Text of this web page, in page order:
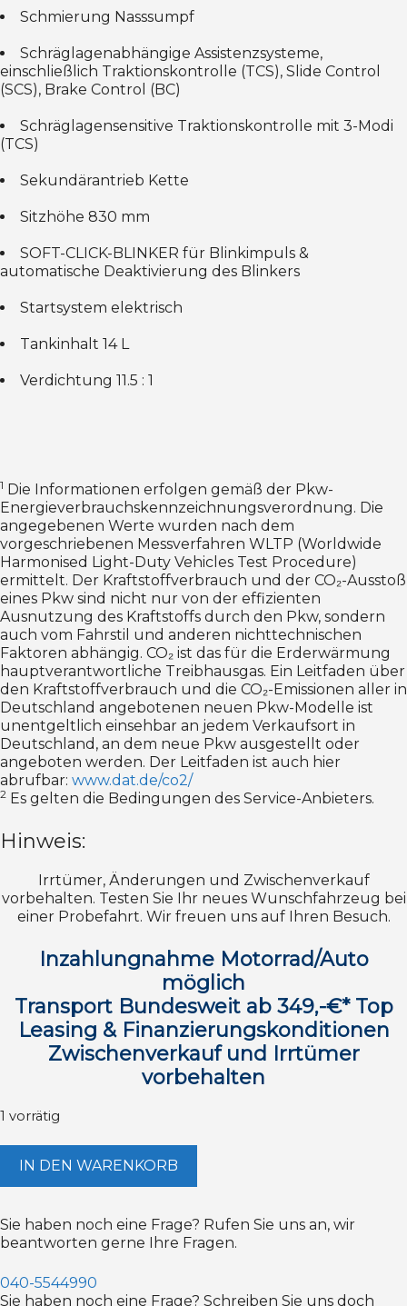
Schmierung Nasssumpf
Schräglagenabhängige Assistenzsysteme,
einschließlich Traktionskontrolle (TCS), Slide Control
(SCS), Brake Control (BC)
Schräglagensensitive Traktionskontrolle mit 3-Modi
(TCS)
Sekundärantrieb Kette
Sitzhöhe 830 mm
SOFT-CLICK-BLINKER für Blinkimpuls &
automatische Deaktivierung des Blinkers
Startsystem elektrisch
Tankinhalt 14 L
Verdichtung 11.5 : 1
1 Die Informationen erfolgen gemäß der Pkw-
Energieverbrauchskennzeichnungsverordnung. Die
angegebenen Werte wurden nach dem
vorgeschriebenen Messverfahren WLTP (Worldwide
Harmonised Light-Duty Vehicles Test Procedure)
ermittelt. Der Kraftstoffverbrauch und der CO₂-Ausstoß
eines Pkw sind nicht nur von der effizienten
Ausnutzung des Kraftstoffs durch den Pkw, sondern
auch vom Fahrstil und anderen nichttechnischen
Faktoren abhängig. CO₂ ist das für die Erderwärmung
hauptverantwortliche Treibhausgas. Ein Leitfaden über
den Kraftstoffverbrauch und die CO₂-Emissionen aller in
Deutschland angebotenen neuen Pkw-Modelle ist
unentgeltlich einsehbar an jedem Verkaufsort in
Deutschland, an dem neue Pkw ausgestellt oder
angeboten werden. Der Leitfaden ist auch hier
abrufbar: www.dat.de/co2/
2 Es gelten die Bedingungen des Service-Anbieters.
Hinweis:
Irrtümer, Änderungen und Zwischenverkauf
vorbehalten. Testen Sie Ihr neues Wunschfahrzeug bei
einer Probefahrt. Wir freuen uns auf Ihren Besuch.
Inzahlungnahme Motorrad/Auto
möglich
Transport Bundesweit ab 349,-€* Top
Leasing & Finanzierungskonditionen
Zwischenverkauf und Irrtümer
vorbehalten
1 vorrätig
YZF-
R9
2025
A2
ungedrosselt
70Kw
IN DEN WARENKORB
Sie haben noch eine Frage? Rufen Sie uns an, wir
beantworten gerne Ihre Fragen.
040-5544990
Sie haben noch eine Frage? Schreiben Sie uns doch